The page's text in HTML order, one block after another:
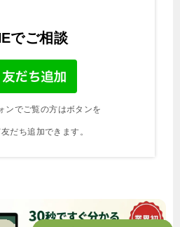
でご相談
ンでご覧の方はボタンを
だち追加できます。